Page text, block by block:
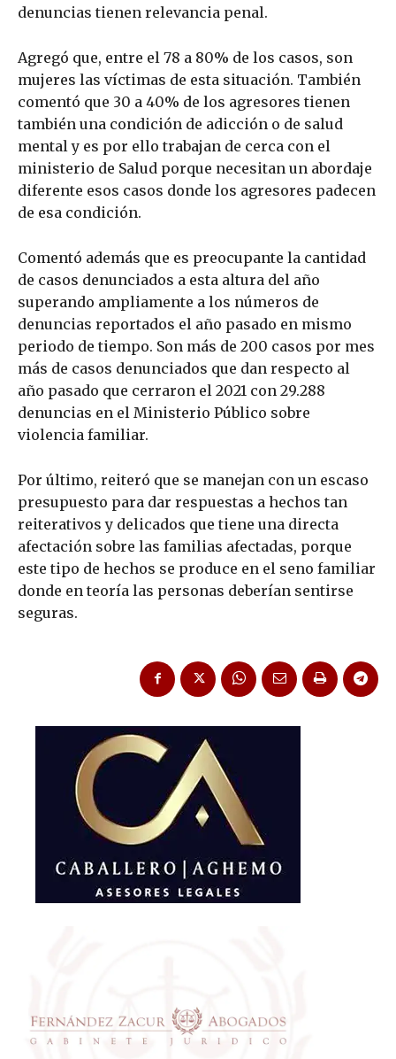
denuncias tienen relevancia penal.
Agregó que, entre el 78 a 80% de los casos, son
mujeres las víctimas de esta situación. También
comentó que 30 a 40% de los agresores tienen
también una condición de adicción o de salud
mental y es por ello trabajan de cerca con el
ministerio de Salud porque necesitan un abordaje
diferente esos casos donde los agresores padecen
de esa condición.
Comentó además que es preocupante la cantidad
de casos denunciados a esta altura del año
superando ampliamente a los números de
denuncias reportados el año pasado en mismo
periodo de tiempo. Son más de 200 casos por mes
más de casos denunciados que dan respecto al
año pasado que cerraron el 2021 con 29.288
denuncias en el Ministerio Público sobre
violencia familiar.
Por último, reiteró que se manejan con un escaso
presupuesto para dar respuestas a hechos tan
reiterativos y delicados que tiene una directa
afectación sobre las familias afectadas, porque
este tipo de hechos se produce en el seno familiar
donde en teoría las personas deberían sentirse
seguras.